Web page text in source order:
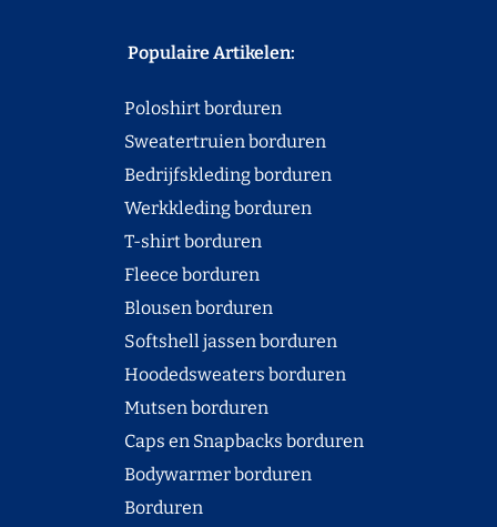
Populaire Artikelen:
Poloshirt borduren
Sweatertruien borduren
Bedrijfskleding borduren
Werkkleding borduren
T-shirt borduren
Fleece borduren
Blousen borduren
Softshell jassen borduren
Hoodedsweaters borduren
Mutsen borduren
Caps en Snapbacks borduren
Bodywarmer borduren
Borduren